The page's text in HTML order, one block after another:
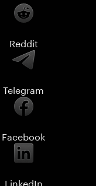
Reddit
Telegram
Facebook
LinkedIn